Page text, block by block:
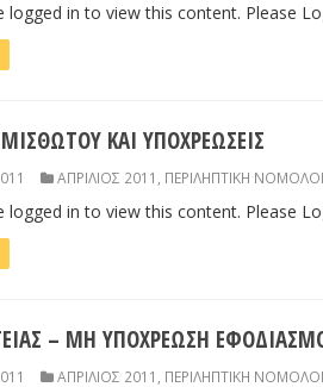
logged in to view this content. Please
ΚΑΙ ΥΠΟΧΡΕΩΣΕΙΣ
ΑΠΡΙΛΙΟΣ 2011 ΠΕΡΙΛΗΠΤΙΚΗ
logged in to view this content. Please
– ΜΗ ΥΠΟΧΡΕΩΣΗ
ΑΠΡΙΛΙΟΣ 2011 ΠΕΡΙΛΗΠΤΙΚΗ